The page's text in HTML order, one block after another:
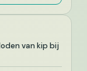
van kip bij